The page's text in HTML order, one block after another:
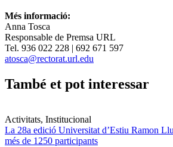
Més informació:
Anna Tosca
Responsable de Premsa URL
Tel. 936 022 228 | 692 671 597
atosca@rectorat.url.edu
També et pot interessar
Activitats, Institucional
La 28a edició Universitat d’Estiu Ramon
més de 1250 participants